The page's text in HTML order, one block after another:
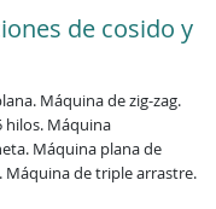
de cosido y
Máquina de zig-zag.
hilos. Máquina
Máquina plana de
de triple arrastre.